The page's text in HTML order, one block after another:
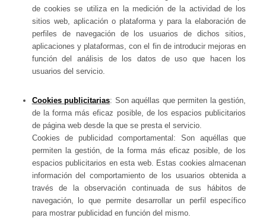
de cookies se utiliza en la medición de la actividad de los
sitios web, aplicación o plataforma y para la elaboración de
perfiles de navegación de los usuarios de dichos sitios,
aplicaciones y plataformas, con el fin de introducir mejoras en
función del análisis de los datos de uso que hacen los
usuarios del servicio.
Cookies publicitarias: Son aquéllas que permiten la gestión,
de la forma más eficaz posible, de los espacios publicitarios
de página web desde la que se presta el servicio.
Cookies de publicidad comportamental: Son aquéllas que
permiten la gestión, de la forma más eficaz posible, de los
espacios publicitarios en esta web. Estas cookies almacenan
información del comportamiento de los usuarios obtenida a
través de la observación continuada de sus hábitos de
navegación, lo que permite desarrollar un perfil específico
para mostrar publicidad en función del mismo.